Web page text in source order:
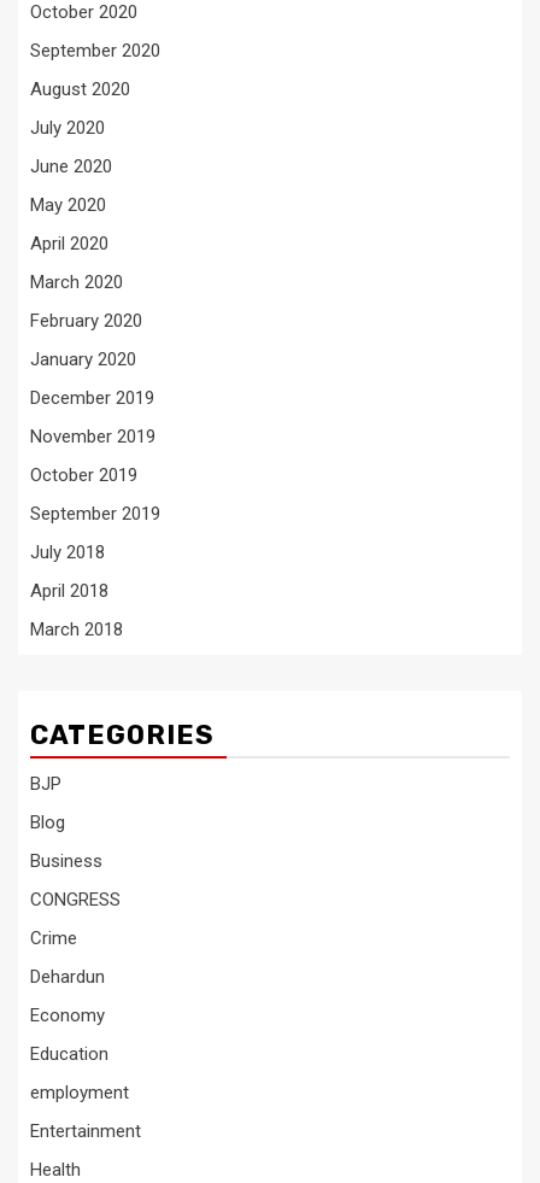
October 2020
September 2020
August 2020
July 2020
June 2020
May 2020
April 2020
March 2020
February 2020
January 2020
December 2019
November 2019
October 2019
September 2019
July 2018
April 2018
March 2018
CATEGORIES
BJP
Blog
Business
CONGRESS
Crime
Dehardun
Economy
Education
employment
Entertainment
Health